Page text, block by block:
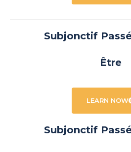
Subjonctif
Être
LEARN NOW
Subjonctif